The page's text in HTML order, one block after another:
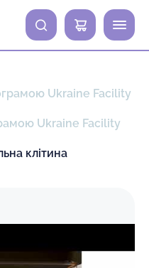
0
Ukraine Facility
Ukraine Facility
клітина